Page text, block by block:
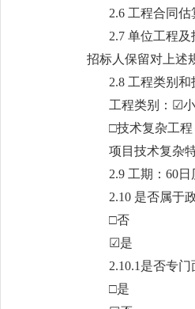
2.6 工程合同
2.7 单位工程
招标人保留对上述
2.8 工程类别和
工程类别：☑
□技术复杂工程
项目技术复
2.9 工期：60日
2.10 是否属于
□否
☑是
2.10.1是否专
□是